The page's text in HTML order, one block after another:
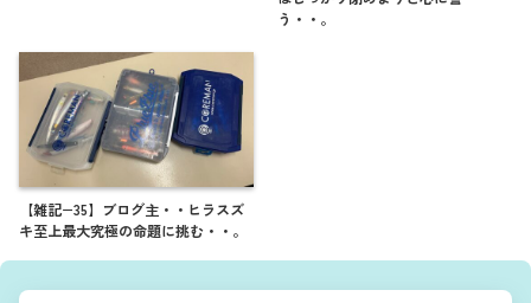
う・・。
【雑記−35】ブログ主・・ヒラスズ
キ至上最大究極の命題に挑む・・。